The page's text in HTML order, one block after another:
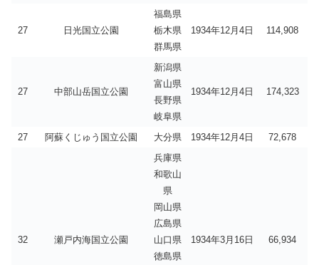
27 日光国立公園
福島県
栃木県
群馬県
1934年12月4日 114,908
27 中部山岳国立公園
新潟県
富山県
長野県
岐阜県
1934年12月4日 174,323
27 阿蘇くじゅう国立公園 大分県 1934年12月4日 72,678
32 瀬戸内海国立公園
兵庫県
和歌山
県
岡山県
広島県
山口県
徳島県
1934年3月16日 66,934